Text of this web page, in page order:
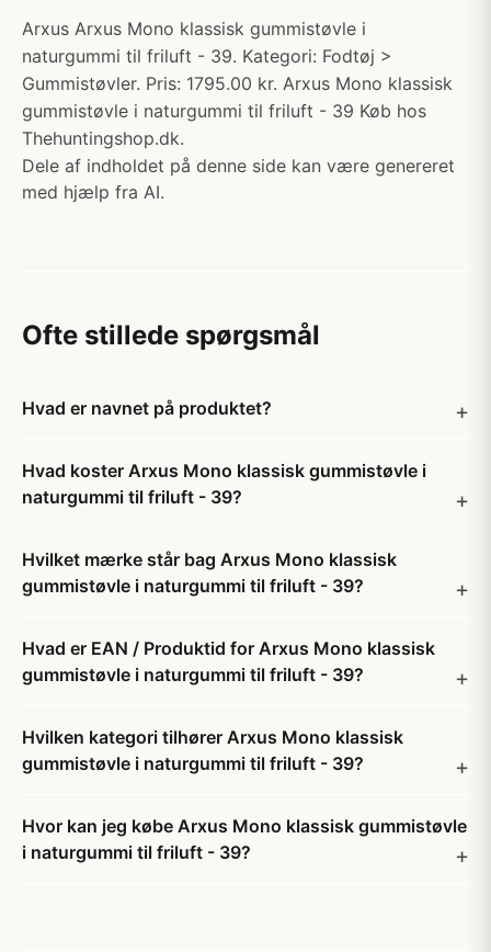
Arxus Arxus Mono klassisk gummistøvle i
naturgummi til friluft - 39. Kategori: Fodtøj >
Gummistøvler. Pris: 1795.00 kr. Arxus Mono klassisk
gummistøvle i naturgummi til friluft - 39 Køb hos
Thehuntingshop.dk.
Dele af indholdet på denne side kan være genereret
med hjælp fra AI.
Ofte stillede spørgsmål
Hvad er navnet på produktet?
Hvad koster Arxus Mono klassisk gummistøvle i
naturgummi til friluft - 39?
Hvilket mærke står bag Arxus Mono klassisk
gummistøvle i naturgummi til friluft - 39?
Hvad er EAN / Produktid for Arxus Mono klassisk
gummistøvle i naturgummi til friluft - 39?
Hvilken kategori tilhører Arxus Mono klassisk
gummistøvle i naturgummi til friluft - 39?
Hvor kan jeg købe Arxus Mono klassisk gummistøvle
i naturgummi til friluft - 39?